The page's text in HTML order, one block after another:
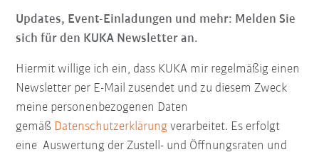
Updates, Event-Einladungen und mehr: Melden Sie
sich für den KUKA Newsletter an.
Hiermit willige ich ein, dass KUKA mir regelmäßig einen
Newsletter per E-Mail zusendet und zu diesem Zweck
meine personenbezogenen Daten
gemäß Datenschutzerklärung verarbeitet. Es erfolgt
eine Auswertung der Zustell- und Öffnungsraten und